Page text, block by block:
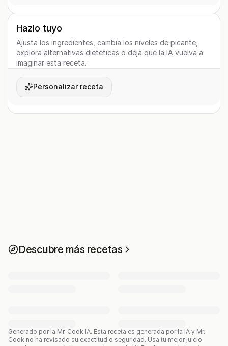
Hazlo tuyo
Ajusta los ingredientes, cambia los niveles de picante,
explora alternativas dietéticas o deja que la IA vuelva a
imaginar esta receta.
Personalizar receta
Descubre más recetas
Generado por la Mr. Cook IA. Esta receta es generada por la IA y Mr.
Cook no ha revisado su exactitud o seguridad. Usa tu mejor juicio